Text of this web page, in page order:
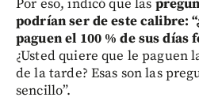
Por eso, indicó que las
podrían ser de este calibre:
paguen el 100 % de sus días
¿Usted quiere que le paguen
de la tarde? Esas son las
sencillo”.